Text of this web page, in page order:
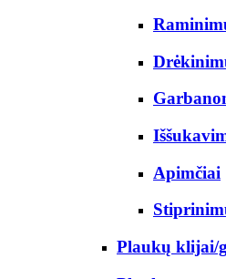
Apimčiai
Plaukų klijai/